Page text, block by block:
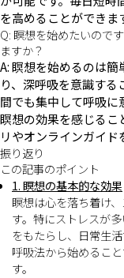
を高めることができま
Q: 瞑想を始めたいので
ますか？
A: 瞑想を始めるのは
り、深呼吸を意識す
間でも集中して呼吸に
瞑想の効果を感じるこ
リやオンラインガイド
振り返り
この記事のポイント
1. 瞑想の基本的な効果
瞑想は心を落ち着け
す。特にストレスが
をもたらし、日常生
呼吸法から始めるこ
す。